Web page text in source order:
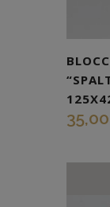
35,00